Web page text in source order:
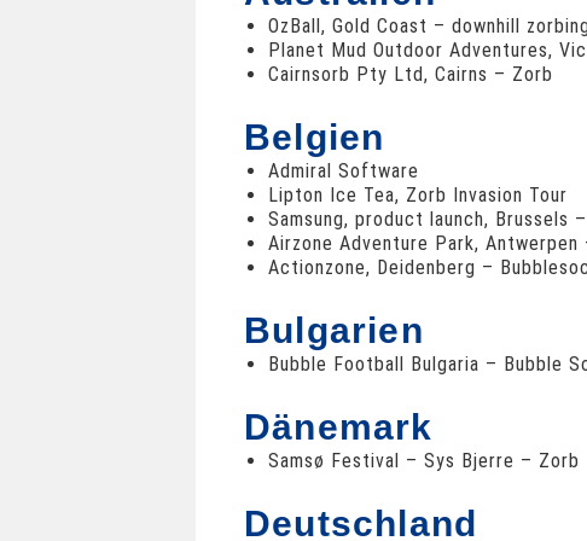
OzBall, Gold Coast – downhill zorbing
Planet Mud Outdoor Adventures,
Cairnsorb Pty Ltd, Cairns – Zorb
Belgien
Admiral Software
Lipton Ice Tea, Zorb Invasion Tour
Samsung, product launch, Brussels
Airzone Adventure Park,
Actionzone, Deidenberg –
Bulgarien
Bubble Football Bulgaria – Bubble
Dänemark
Samsø Festival – Sys Bjerre – Zorb
Deutschland